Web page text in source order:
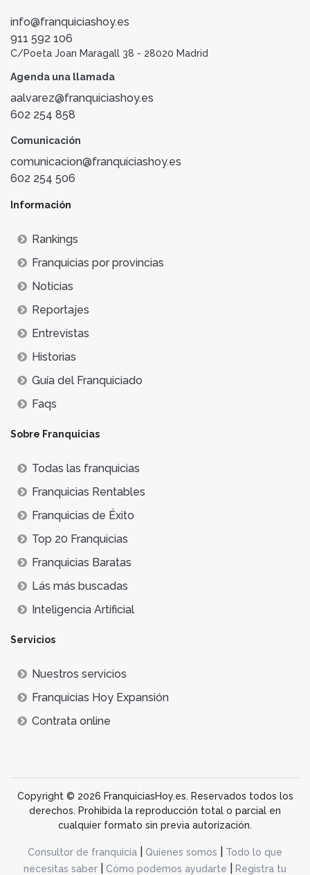
info@franquiciashoy.es
911 592 106
C/Poeta Joan Maragall 38 - 28020 Madrid
Agenda una llamada
aalvarez@franquiciashoy.es
602 254 858
Comunicación
comunicacion@franquiciashoy.es
602 254 506
Información
Rankings
Franquicias por provincias
Noticias
Reportajes
Entrevistas
Historias
Guía del Franquiciado
Faqs
Sobre Franquicias
Todas las franquicias
Franquicias Rentables
Franquicias de Éxito
Top 20 Franquicias
Franquicias Baratas
Lás más buscadas
Inteligencia Artificial
Servicios
Nuestros servicios
Franquicias Hoy Expansión
Contrata online
Copyright © 2026 FranquiciasHoy.es. Reservados todos los
derechos. Prohibida la reproducción total o parcial en
cualquier formato sin previa autorización.
Consultor de franquicia Quienes somos
Todo lo que
necesitas saber
Cómo podemos ayudarte Registra tu